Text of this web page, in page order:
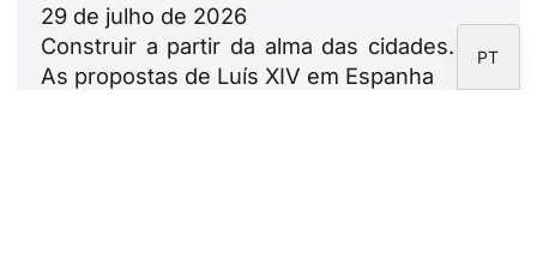
29 de julho de 2026
Construir a partir da alma das cidades.
As propostas de Luís XIV em Espanha
PT